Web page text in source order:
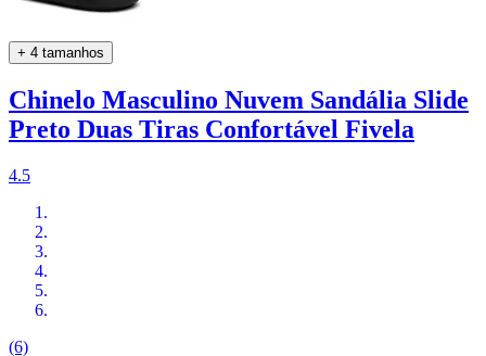
+ 4 tamanhos
Chinelo Masculino Nuvem Sandália Slide
Preto Duas Tiras Confortável Fivela
4.5
(6)